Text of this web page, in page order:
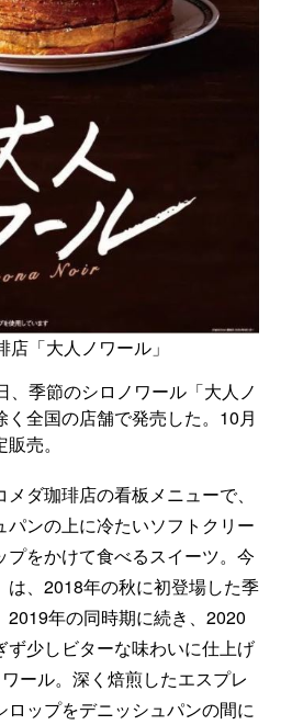
店「大人ノワール」
、季節のシロノワール「大人ノ
く全国の店舗で発売した。10月
売。
メダ珈琲店の看板メニューで、
パンの上に冷たいソフトクリー
プをかけて食べるスイーツ。今
は、2018年の秋に初登場した季
2019年の同時期に続き、2020
ず少しビターな味わいに仕上げ
ール。深く焙煎したエスプレ
ロップをデニッシュパンの間に